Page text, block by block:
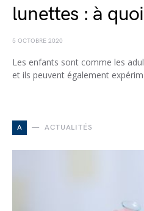
lunettes : à
5 OCTOBRE 2020
Les enfants sont comme les
et ils peuvent également
A ACTUALITÉS